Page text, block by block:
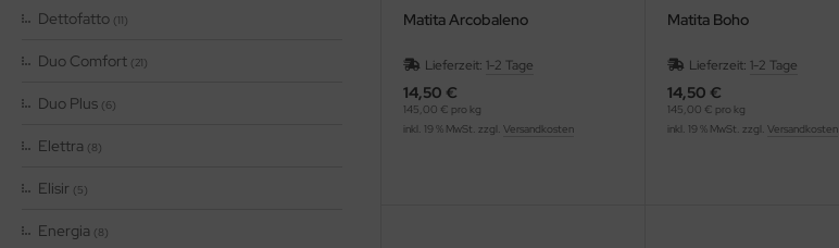
Dettofatto (11)
Duo Comfort (21)
Duo Plus (6)
Elettra (8)
Elisir (5)
Energia (8)
Matita Arcobaleno
Lieferzeit: 1-2 Tage
14,50 €
145,00 € pro kg
inkl. 19 % MwSt. zzgl. Versandkosten
Matita Boho
Lieferzeit:1-2 Tage
14,50 €
145,00 € pro kg
inkl. 19 % MwSt. zzgl.Versandkosten